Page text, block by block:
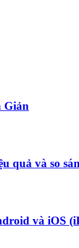
Giản
quả và so
và iOS